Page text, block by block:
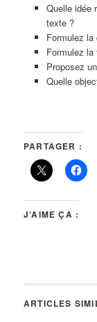
Quelle idée
texte ?
Formulez
Formulez
Proposez
Quelle
PARTAGER :
J’AIME ÇA :
ARTICLES